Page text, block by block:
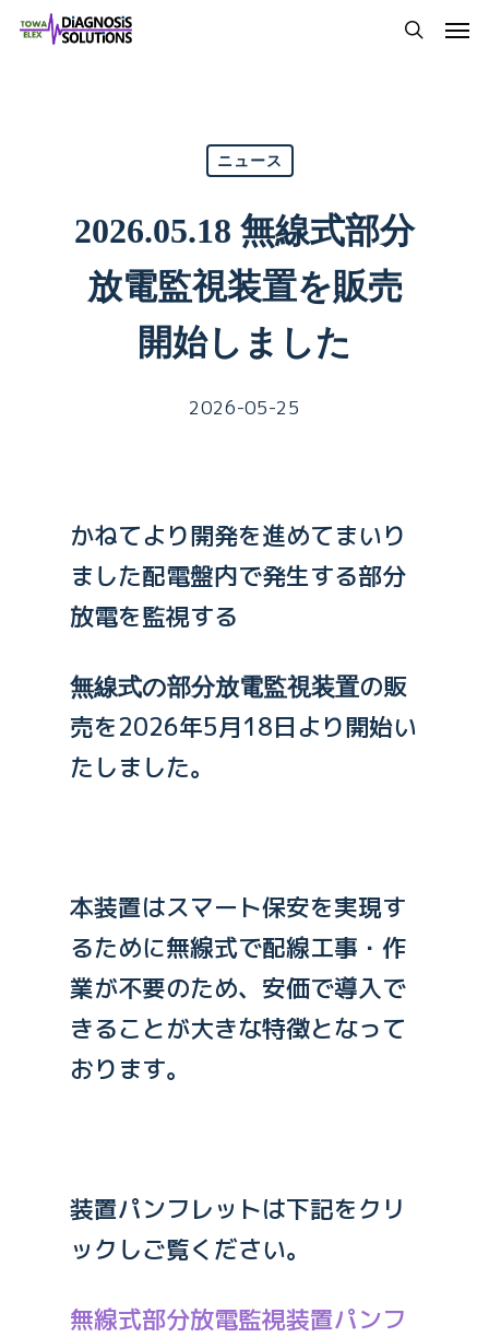
ニュース
2026.05.18 無線式部分
放電監視装置を販売
開始しました
2026-05-25
かねてより開発を進めてまいり
ました配電盤内で発生する部分
放電を監視する
無線式の部分放電監視装置の販
売を2026年5月18日より開始い
たしました。
本装置はスマート保安を実現す
るために無線式で配線工事・作
業が不要のため、安価で導入で
きることが大きな特徴となって
おります。
装置パンフレットは下記をクリ
ックしご覧ください。
無線式部分放電監視装置パンフ